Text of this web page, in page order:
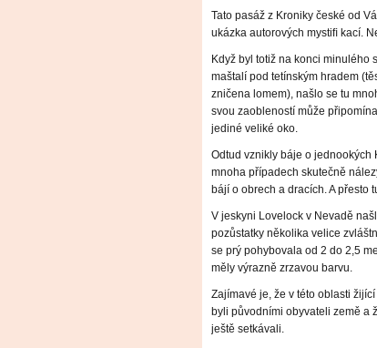
Tato pasáž z Kroniky české od
ukázka autorových mystiﬁ kací.
Když byl totiž na konci minulého
maštalí pod tetínským hradem
zničena lomem), našlo se tu
svou zaobleností může
jediné veliké oko.
Odtud vznikly báje o jednookých
mnoha případech skutečně
bájí o obrech a dracích. A přesto
V jeskyni Lovelock v Nevadě
pozůstatky několika velice
se prý pohybovala od 2 do 2,5
měly výrazně zrzavou barvu.
Zajímavé je, že v této oblasti
byli původními obyvateli země a
ještě setkávali.